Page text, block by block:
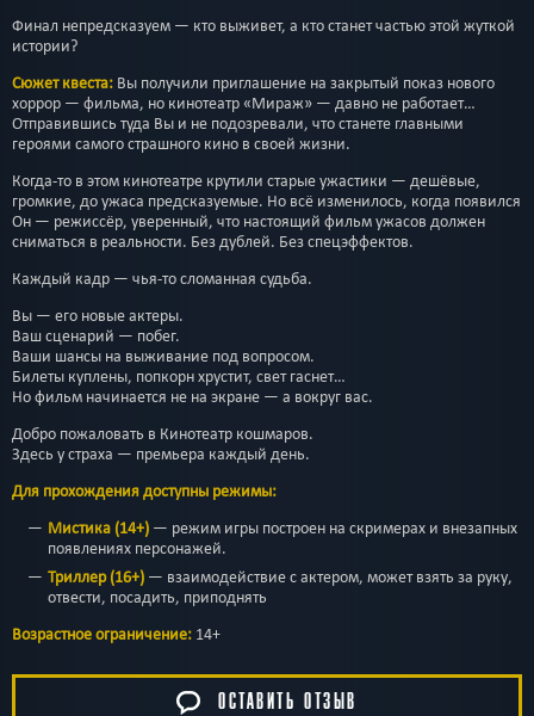
Финал непредсказуем — кто выживет, а кто станет частью этой жуткой
истории?
Сюжет квеста: Вы получили приглашение на закрытый показ нового
хоррор — фильма, но кинотеатр «Мираж» — давно не работает…
Отправившись туда Вы и не подозревали, что станете главными
героями самого страшного кино в своей жизни.
Когда-то в этом кинотеатре крутили старые ужастики — дешёвые,
громкие, до ужаса предсказуемые. Но всё изменилось, когда появился
Он — режиссёр, уверенный, что настоящий фильм ужасов должен
сниматься в реальности. Без дублей. Без спецэффектов.
Каждый кадр — чья-то сломанная судьба.
Вы — его новые актеры.
Ваш сценарий — побег.
Ваши шансы на выживание под вопросом.
Билеты куплены, попкорн хрустит, свет гаснет…
Но фильм начинается не на экране — а вокруг вас.
Добро пожаловать в Кинотеатр кошмаров.
Здесь у страха — премьера каждый день.
Для прохождения доступны режимы:
Мистика (14+) — режим игры построен на скримерах и внезапных
появлениях персонажей.
Триллер (16+) — взаимодействие с актером, может взять за руку,
отвести, посадить, приподнять
Возрастное ограничение: 14+
ОСТАВИТЬ ОТЗЫВ